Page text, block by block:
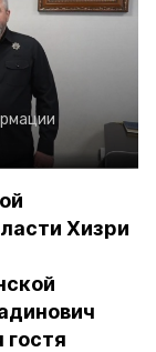
Хизри
гостя